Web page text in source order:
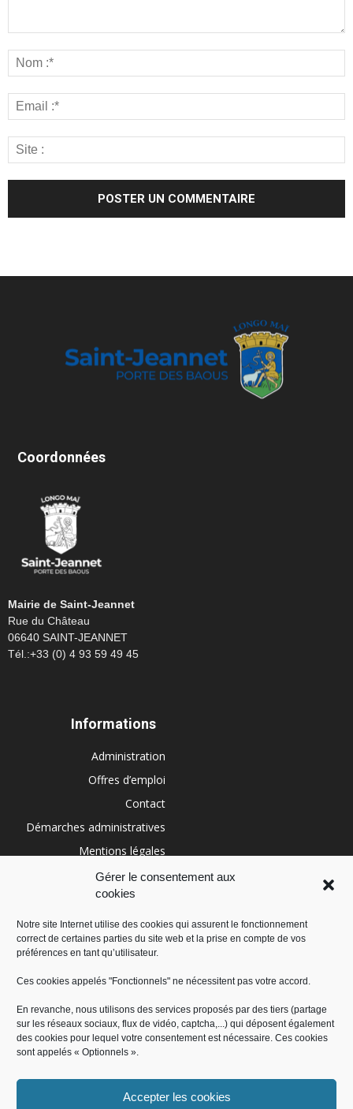
Gérer le consentement aux
cookies
Notre site Internet utilise des cookies qui assurent le fonctionnement
correct de certaines parties du site web et la prise en compte de vos
préférences en tant qu’utilisateur.
Ces cookies appelés "Fonctionnels" ne nécessitent pas votre accord.
En revanche, nous utilisons des services proposés par des tiers (partage
sur les réseaux sociaux, flux de vidéo, captcha,...) qui déposent également
des cookies pour lequel votre consentement est nécessaire. Ces cookies
sont appelés « Optionnels ».
Accepter les cookies
Coordonnées
Mairie de Saint-Jeannet
Rue du Château
06640 SAINT-JEANNET
Tél.:+33 (0) 4 93 59 49 45
Informations
Administration
Offres d’emploi
Contact
Démarches administratives
Mentions légales
Conditions générales
Politique de cookies (UE)
RÉGION SUD